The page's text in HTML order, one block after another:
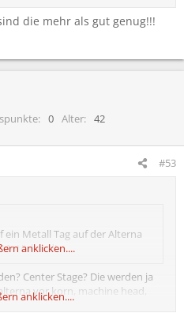
die mehr als gut genug!!!
0 Alter
42
#53
ein Metall Tag auf der Alterna
Motörhead!
anklicken....
Center Stage? Die werden ja
vor korn, machine head,
für dei sportfreunde!
anklicken....